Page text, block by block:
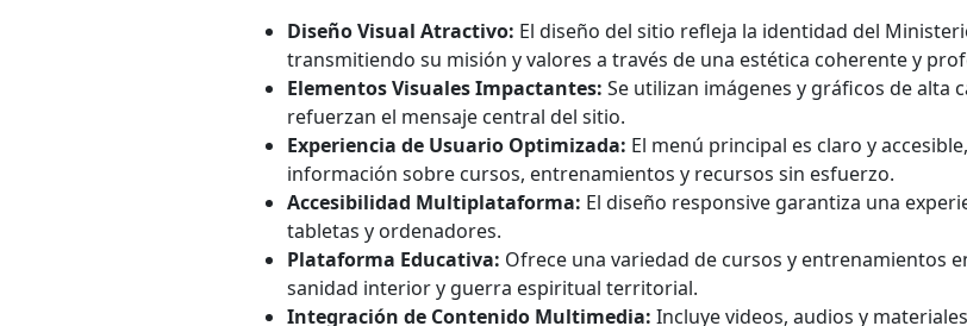
Diseño Visual Atractivo: El diseño del sitio refleja la identidad del
transmitiendo su misión y valores a través de una estética coherente y
Elementos Visuales Impactantes: Se utilizan imágenes y gráficos de alta
refuerzan el mensaje central del sitio.
Experiencia de Usuario Optimizada: El menú principal es claro y
información sobre cursos, entrenamientos y recursos sin esfuerzo.
Accesibilidad Multiplataforma: El diseño responsive garantiza una
tabletas y ordenadores.
Plataforma Educativa: Ofrece una variedad de cursos y entrenamientos
sanidad interior y guerra espiritual territorial.
Integración de Contenido Multimedia: Incluye videos, audios y